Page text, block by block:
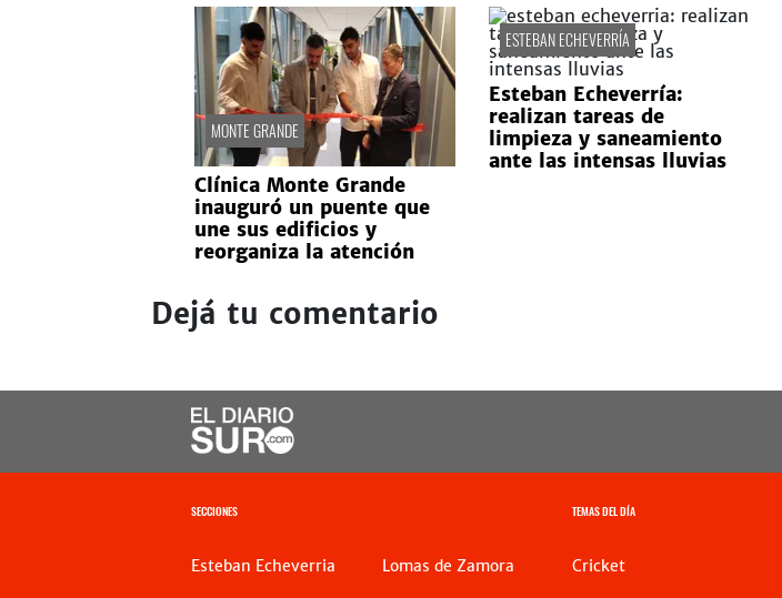
MONTE GRANDE
Clínica Monte Grande
inauguró un puente que
une sus edificios y
reorganiza la atención
ESTEBAN ECHEVERRÍA
Esteban Echeverría:
realizan tareas de
limpieza y saneamiento
ante las intensas lluvias
Dejá tu comentario
SECCIONES
Esteban Echeverria
Lomas de Zamora
TEMAS DEL DÍA
Cricket